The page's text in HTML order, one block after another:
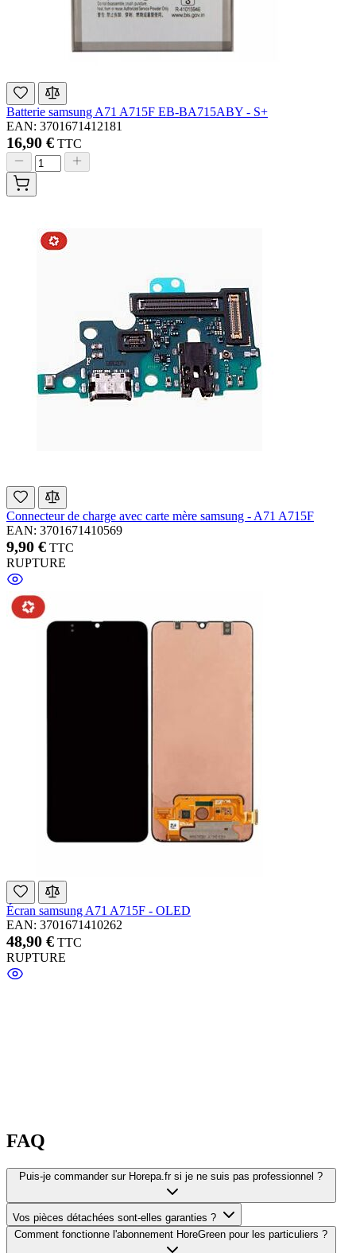
Batterie samsung A71 A715F EB-BA715ABY - S+
EAN: 3701671412181
16,90 € TTC
Connecteur de charge avec carte mère samsung - A71 A715F
EAN: 3701671410569
9,90 € TTC
RUPTURE
Écran samsung A71 A715F - OLED
EAN: 3701671410262
48,90 € TTC
RUPTURE
FAQ
Puis-je commander sur Horepa.fr si je ne suis pas professionnel ?
Vos pièces détachées sont-elles garanties ?
Comment fonctionne l'abonnement HoreGreen pour les particuliers ?